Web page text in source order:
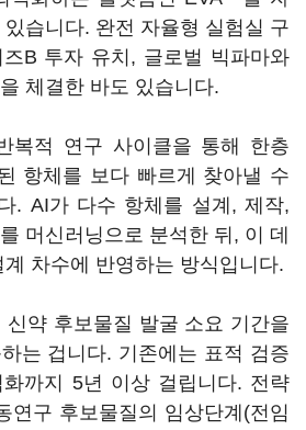
습니다. 완전 자율형 실험실 구
B 투자 유치, 글로벌 빅파마와
체결한 바도 있습니다.
복적 연구 사이클을 통해 한층
항체를 보다 빠르게 찾아낼 수
. AI가 다수 항체를 설계, 제작,
머신러닝으로 분석한 뒤, 이 데
차수에 반영하는 방식입니다.
신약 후보물질 발굴 소요 기간을
는 겁니다. 기존에는 표적 검증
까지 5년 이상 걸립니다. 전략
연구 후보물질의 임상단계(전임